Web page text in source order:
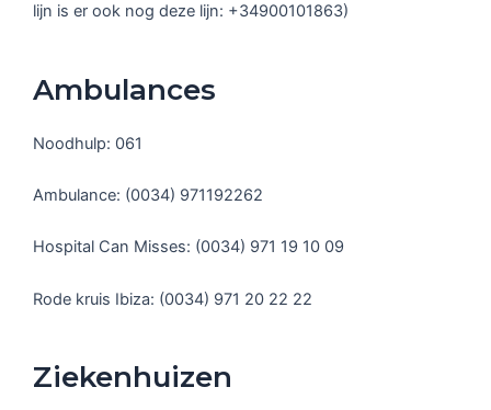
lijn is er ook nog deze lijn: +34900101863)
Ambulances
Noodhulp: 061
Ambulance: (0034) 971192262
Hospital Can Misses: (0034) 971 19 10 09
Rode kruis Ibiza: (0034) 971 20 22 22
Ziekenhuizen